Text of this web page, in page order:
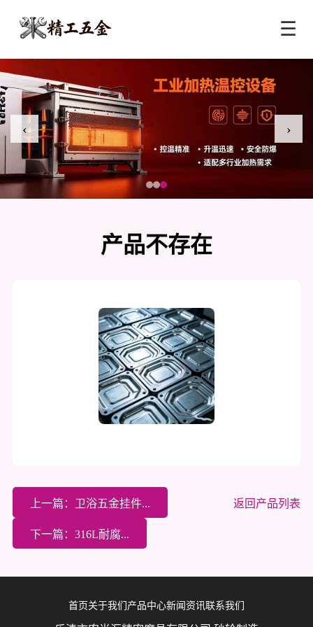
☰
‹ ›
产品不存在
上一篇：卫浴五金挂件... 返回产品列表
下一篇：316L耐腐...
首页 关于我们 产品中心新闻资讯联系我们